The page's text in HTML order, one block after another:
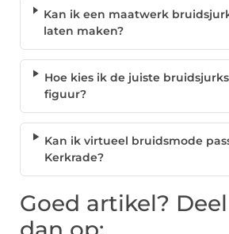
Kan ik een maatwerk
laten maken?
Hoe kies ik de juiste
figuur?
Kan ik virtueel bruidsmode
Kerkrade?
Goed artikel?